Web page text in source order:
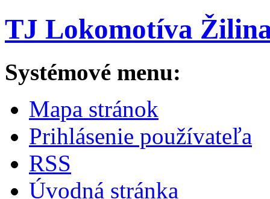
TJ Lokomotíva
Systémové menu:
Mapa stránok
Prihlásenie používateľa
RSS
Úvodná stránka